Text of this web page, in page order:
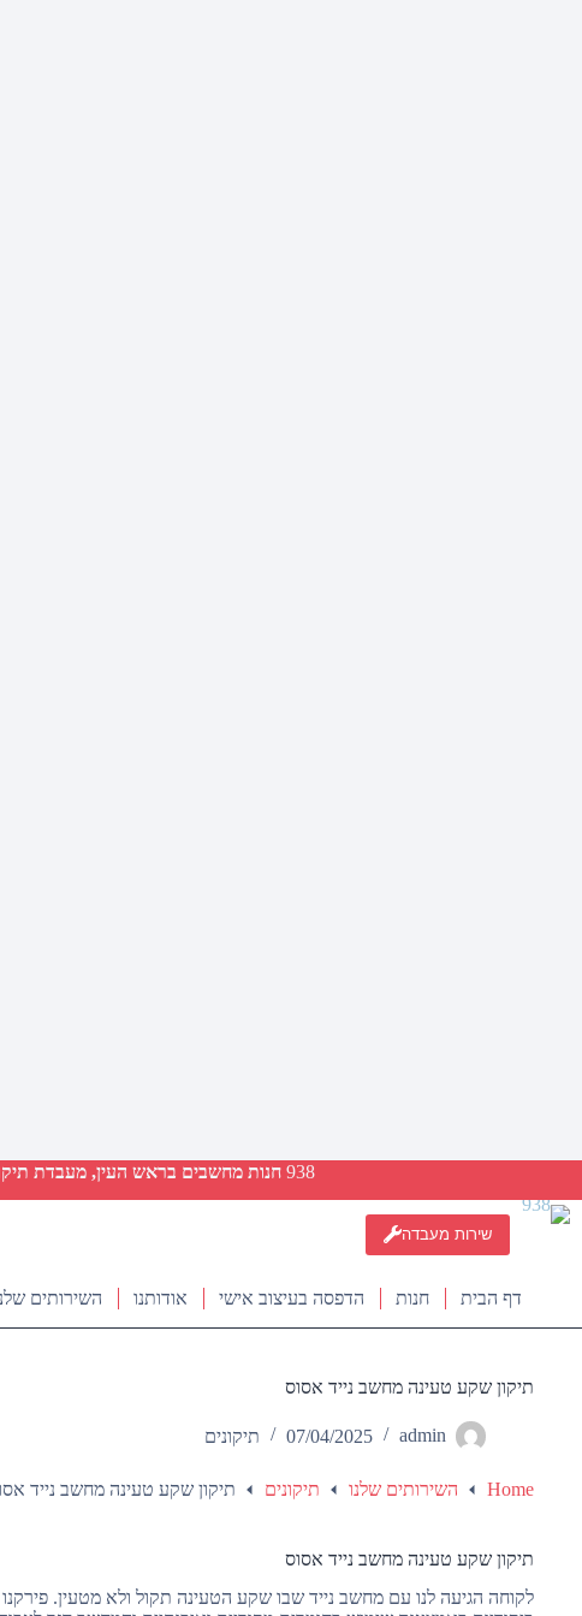
938 חנות מחשבים בראש העין, מעבדת
שירות מעבדה
דף הבית
חנות הדפסה בעיצוב אישי אודותנו השירותים
תיקון שקע טעינה מחשב נייד אסוס
admin
07/04/2025 תיקונים
Home השירותים שלנו תיקונים תיקון שקע טעינה מחשב נייד
תיקון שקע טעינה מחשב נייד אסוס
לקוחה הגיעה לנו עם מחשב נייד שבו שקע הטעינה תקול ולא מטעין.